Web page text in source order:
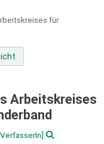
für
Arbeitskreises